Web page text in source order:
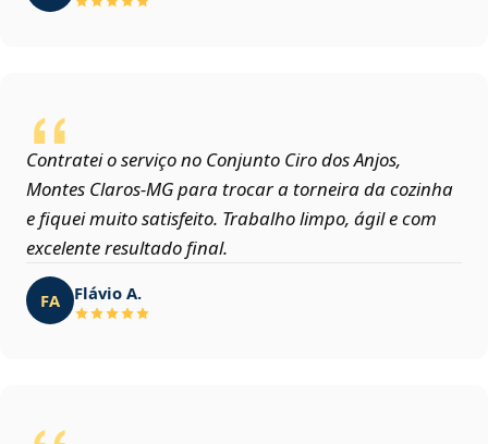
Contratei o serviço no Conjunto Ciro dos Anjos,
Montes Claros‑MG para trocar a torneira da cozinha
e fiquei muito satisfeito. Trabalho limpo, ágil e com
excelente resultado final.
FA Flávio A.